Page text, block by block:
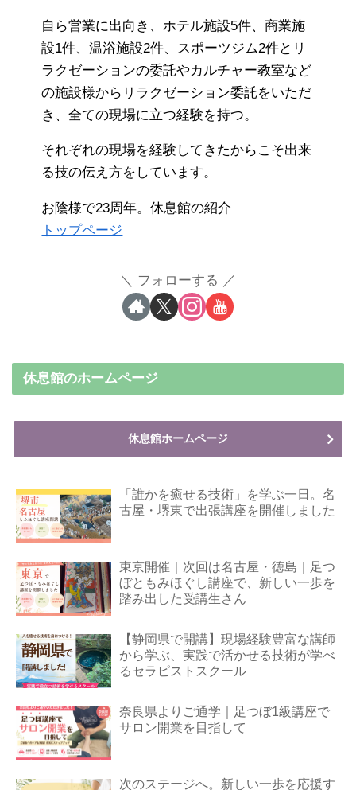
自ら営業に出向き、ホテル施設5件、商業施
設1件、温浴施設2件、スポーツジム2件とリ
ラクゼーションの委託やカルチャー教室など
の施設様からリラクゼーション委託をいただ
き、全ての現場に立つ経験を持つ。
それぞれの現場を経験してきたからこそ出来
る技の伝え方をしています。
お陰様で23周年。休息館の紹介
トップページ
フォローする
休息館のホームページ
休息館ホームページ
「誰かを癒せる技術」を学ぶ一日。名
古屋・堺東で出張講座を開催しました
東京開催｜次回は名古屋・徳島｜足つ
ぼともみほぐし講座で、新しい一歩を
踏み出した受講生さん
【静岡県で開講】現場経験豊富な講師
から学ぶ、実践で活かせる技術が学べ
るセラピストスクール
奈良県よりご通学｜足つぼ1級講座で
サロン開業を目指して
次のステージへ。新しい一歩を応援す